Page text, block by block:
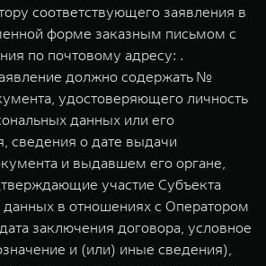
соответствующего заявления в
форме заказным письмом с
по почтовому адресу: .
должно содержать №
удостоверяющего личность
данных или его
сведения о дате выдачи
и выдавшем его органе,
участие Субъекта
данных в отношениях с Оператором
заключения договора, условное
и (или) иные сведения),